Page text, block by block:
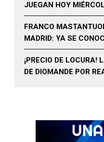
JUEGAN HOY
FRANCO
MADRID: YA SE
¡PRECIO DE LOCURA!
DE DIOMANDE POR